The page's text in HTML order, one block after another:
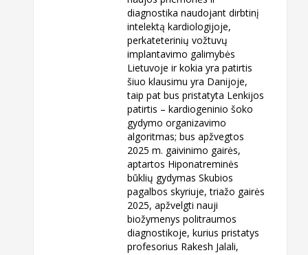
diagnostika naudojant dirbtinį
intelektą kardiologijoje,
perkateterinių vožtuvų
implantavimo galimybės
Lietuvoje ir kokia yra patirtis
šiuo klausimu yra Danijoje,
taip pat bus pristatyta Lenkijos
patirtis – kardiogeninio šoko
gydymo organizavimo
algoritmas; bus apžvegtos
2025 m. gaivinimo gairės,
aptartos Hiponatreminės
būklių gydymas Skubios
pagalbos skyriuje, triažo gairės
2025, apžvelgti nauji
biožymenys politraumos
diagnostikoje, kurius pristatys
profesorius Rakesh Jalali,